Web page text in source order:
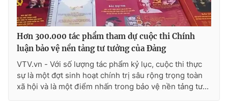
Hơn 300.000 tác phẩm tham dự cuộc thi Chính
luận bảo vệ nền tảng tư tưởng của Đảng
VTV.vn - Với số lượng tác phẩm kỷ lục, cuộc thi thực
sự là một đợt sinh hoạt chính trị sâu rộng trọng toàn
xã hội và là một điểm nhấn trong bảo vệ nền tảng tư...